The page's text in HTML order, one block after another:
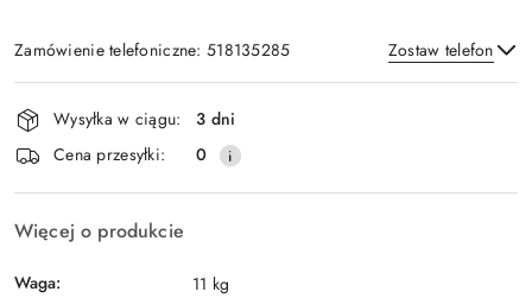
Zamówienie telefoniczne: 518135285 Zostaw telefon
Wyślij
Dostępność
i
dostawa
Wysyłka w ciągu:
3 dni
Cena przesyłki:
0
Więcej o produkcie
Waga: 11 kg